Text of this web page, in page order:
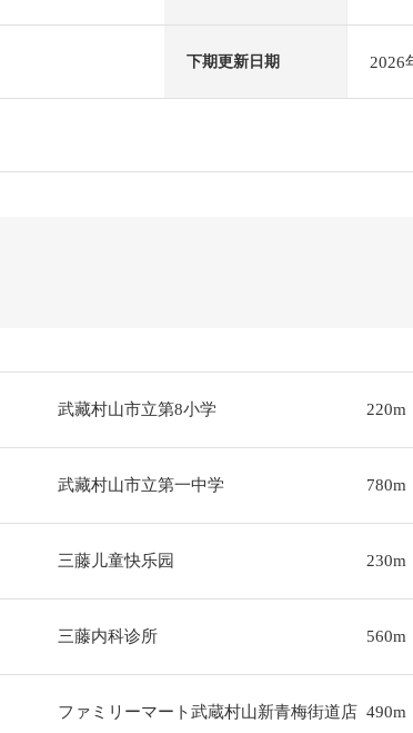
下期更新日期 2026
武藏村山市立第8小学 220m
武藏村山市立第一中学 780m
三藤儿童快乐园 230m
三藤内科诊所 560m
ファミリーマート武蔵村山新青梅街道店 490m